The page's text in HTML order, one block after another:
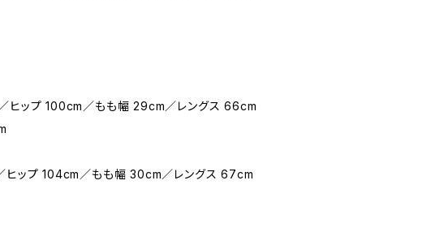
ヒップ 100cm／もも幅 29cm／レングス 66cm
ヒップ 104cm／もも幅 30cm／レングス 67cm